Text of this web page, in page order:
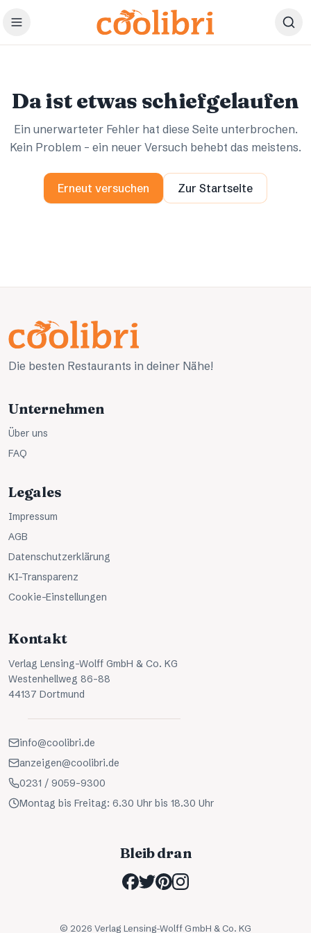
Zum Hauptinhalt springen
Da ist etwas schiefgelaufen
Ein unerwarteter Fehler hat diese Seite unterbrochen.
Kein Problem – ein neuer Versuch behebt das meistens.
Erneut versuchen Zur Startseite
Die besten Restaurants in deiner Nähe!
Unternehmen
Über uns
FAQ
Legales
Impressum
AGB
Datenschutzerklärung
KI-Transparenz
Cookie-Einstellungen
Kontakt
Verlag Lensing-Wolff GmbH & Co. KG
Westenhellweg 86-88
44137 Dortmund
info@coolibri.de
anzeigen@coolibri.de
0231 / 9059-9300
Montag bis Freitag: 6.30 Uhr bis 18.30 Uhr
Bleib dran
© 2026 Verlag Lensing-Wolff GmbH & Co. KG